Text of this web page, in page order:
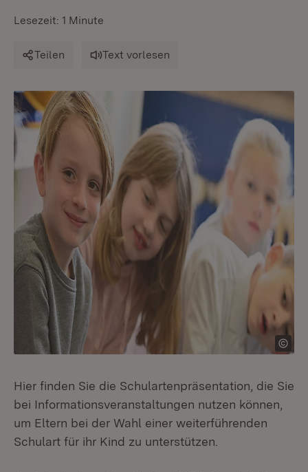
Lesezeit: 1 Minute
Teilen Text vorlesen
Hier finden Sie die Schulartenpräsentation, die Sie
bei Informationsveranstaltungen nutzen können,
um Eltern bei der Wahl einer weiterführenden
Schulart für ihr Kind zu unterstützen.